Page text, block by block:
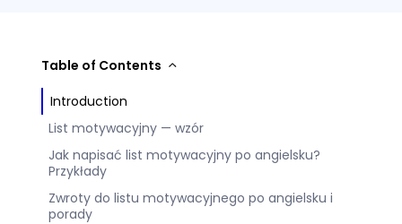
Table of Contents
Introduction
List motywacyjny — wzór
Jak napisać list motywacyjny po angielsku?
Przykłady
Zwroty do listu motywacyjnego po angielsku i
porady